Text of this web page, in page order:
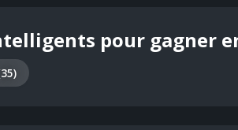
pour gagner